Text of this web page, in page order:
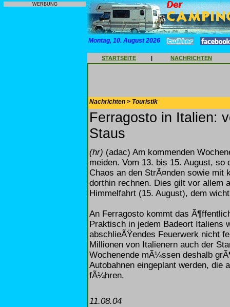
WERBUNG
Montag, 10. August 2026
STARTSEITE | NACHRICHTEN
Nachrichten > Touristik
Ferragosto in Italien:
Staus
(hr) (adac) Am kommenden
meiden. Vom 13. bis 15. August,
Chaos an den StrÃ¤nden sowie mit
dorthin rechnen. Dies gilt vor allem
Himmelfahrt (15. August), dem
An Ferragosto kommt das
Praktisch in jedem Badeort Italiens
abschlieÃŸendes Feuerwerk nicht
Millionen von Italienern auch der
Wochenende mÃ¼ssen deshalb
Autobahnen eingeplant werden, die
fÃ¼hren.
11.08.04